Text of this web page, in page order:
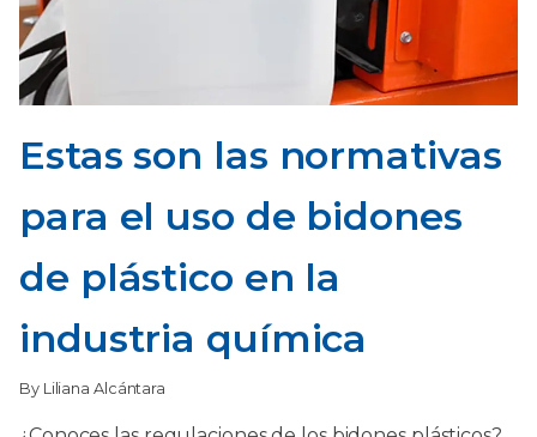
Estas son las normativas
para el uso de bidones
de plástico en la
industria química
By Liliana Alcántara